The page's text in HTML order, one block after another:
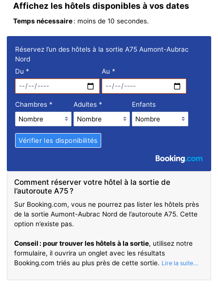
Affichez les hôtels disponibles à vos dates
Temps nécessaire: moins de 10 secondes.
Réservez l’un des hôtels à la sortie A75 Aumont-Aubrac
Nord
Du * Au *
Chambres * Adultes * Enfants
Comment réserver votre hôtel à la sortie de
l’autoroute A75 ?
Sur Booking.com, vous ne pourrez pas lister les hôtels près
de la sortie Aumont-Aubrac Nord de l’autoroute A75. Cette
option n’existe pas.
Conseil : pour trouver les hôtels à la sortie, utilisez notre
formulaire, il ouvrira un onglet avec les résultats
Booking.com triés au plus près de cette sortie.